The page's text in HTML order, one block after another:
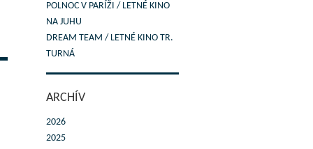
POLNOC V PARÍŽI / LETNÉ KINO
NA JUHU
DREAM TEAM / LETNÉ KINO TR.
TURNÁ
ARCHÍV
2026
2025